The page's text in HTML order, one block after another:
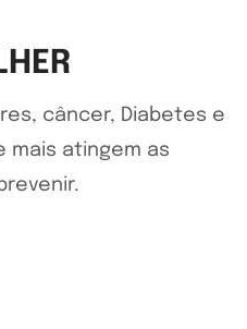
câncer, Diabetes e
mais atingem as